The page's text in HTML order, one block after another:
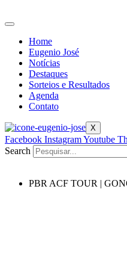
para
conteúdoHome
Eugenio José
Notícias
Destaques
Sorteios e Resultados
Agenda
Contato
X
Facebook InstagramYoutube
Search
PBR ACF TOUR |